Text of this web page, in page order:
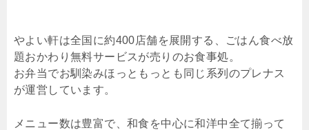
やよい軒は全国に約400店舗を展開する、ごはん食べ放
題おかわり無料サービスが売りのお食事処。
お弁当でお馴染みほっともっとも同じ系列のプレナス
が運営しています。
メニュー数は豊富で、和食を中心に和洋中全て揃って